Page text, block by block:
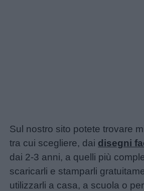
Sul nostro sito potete trovare
tra cui scegliere, dai disegni
dai 2-3 anni, a quelli più
scaricarli e stamparli
utilizzarli a casa, a scuola o